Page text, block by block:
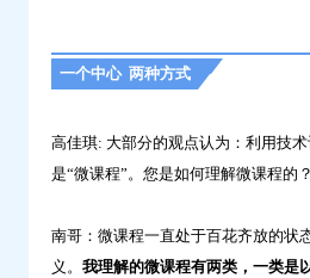
一个中心 两种方式
高佳琪: 大部分的观点认为：利用技
是“微课程”。您是如何理解微课程的？
南哥：微课程一直处于百花齐放的状
义。 我理解的微课程有两类，一类是